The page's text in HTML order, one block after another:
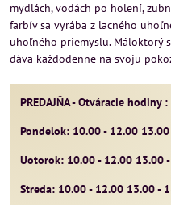
mydlách, vodách po holení,
farbív sa vyrába z lacného
uhoľného priemyslu. Máloktorý
dáva každodenne na svoju
PREDAJŇA - Otváracie hodiny :
Pondelok: 10.00 - 12.00
Uotorok: 10.00 - 12.00 13.00
Streda: 10.00 - 12.00 13.00 -